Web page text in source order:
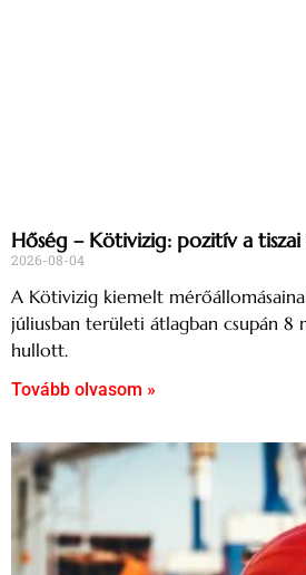
Hőség – Kötivizig: pozitív a
2026-08-04
A Kötivizig kiemelt
júliusban területi átlagban csupán 8
hullott.
Tovább olvasom »